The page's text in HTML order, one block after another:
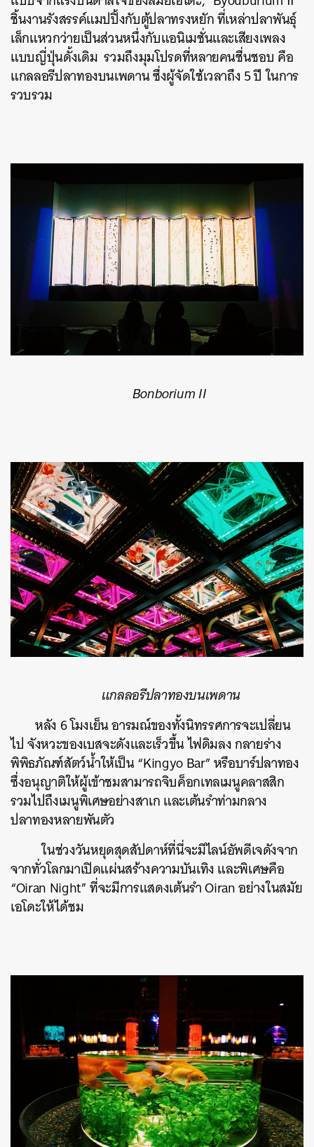
ชิ้นงานรังสรรค์แมปปิ้งกับตู้ปลาทรงหยัก ที่เหล่าปลาพันธุ์
เล็กแหวกว่ายเป็นส่วนหนึ่งกับแอนิเมชั่นและเสียงเพลง
แบบญี่ปุ่นดั้งเดิม รวมถึงมุมโปรดที่หลายคนชื่นชอบ คือ
แกลลอรีปลาทองบนเพดาน ซึ่งผู้จัดใช้เวลาถึง 5 ปี ในการ
รวบรวม
Bonborium II
แกลลอรีปลาทองบนเพดาน
หลัง 6 โมงเย็น อารมณ์ของทั้งนิทรรศการจะเปลี่ยน
ไป จังหวะของเบสจะดังและเร็วขึ้น ไฟดิมลง กลายร่าง
พิพิธภัณฑ์สัตว์น้ำให้เป็น “Kingyo Bar” หรือบาร์ปลาทอง
ซึ่งอนุญาติให้ผู้เข้าชมสามารถจิบค็อกเทลเมนูคลาสสิก
รวมไปถึงเมนูพิเศษอย่างสาเก และเต้นรำท่ามกลาง
ปลาทองหลายพันตัว
ในช่วงวันหยุดสุดสัปดาห์ที่นี่จะมีไลน์อัพดีเจดังจาก
จากทั่วโลกมาเปิดแผ่นสร้างความบันเทิง และพิเศษคือ
“Oiran Night” ที่จะมีการแสดงเต้นรำ Oiran อย่างในสมัย
เอโดะให้ได้ชม